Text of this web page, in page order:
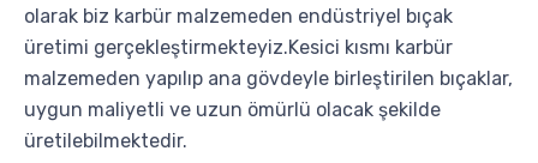
olarak biz karbür malzemeden endüstriyel bıçak
üretimi gerçekleştirmekteyiz.Kesici kısmı karbür
malzemeden yapılıp ana gövdeyle birleştirilen bıçaklar,
uygun maliyetli ve uzun ömürlü olacak şekilde
üretilebilmektedir.